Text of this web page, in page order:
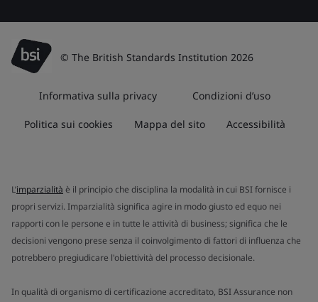
© The British Standards Institution 2026
Informativa sulla privacy Condizioni d’uso
Politica sui cookies Mappa del sito Accessibilità
L’imparzialità è il principio che disciplina la modalità in cui BSI fornisce i
propri servizi. Imparzialità significa agire in modo giusto ed equo nei
rapporti con le persone e in tutte le attività di business; significa che le
decisioni vengono prese senza il coinvolgimento di fattori di influenza che
potrebbero pregiudicare l'obiettività del processo decisionale.
In qualità di organismo di certificazione accreditato, BSI Assurance non